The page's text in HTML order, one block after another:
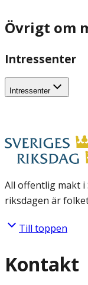
Övrigt om
Intressenter
Intressenter
All offentlig makt
riksdagen är
Till toppen
Kontakt